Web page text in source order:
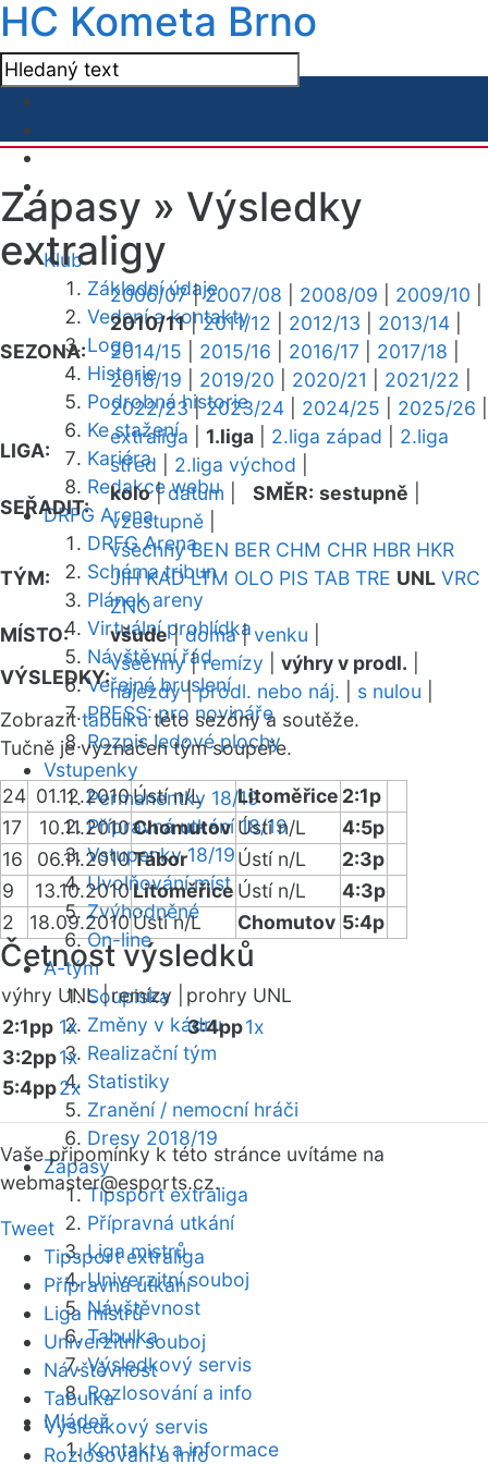
HC Kometa Brno
Klub
Základní údaje
Vedení a kontakty
Logo
Historie
Podrobná historie
Ke stažení
Kariéra
Redakce webu
DRFG Arena
DRFG Arena
Schéma tribun
Plánek areny
Virtuální prohlídka
Návštěvní řád
Veřejné bruslení
PRESS: pro novináře
Rozpis ledové plochy
Vstupenky
Permanentky 18/19
Přípravná utkání 18/19
Vstupenky 18/19
Uvolňování míst
Zvýhodněné
On-line
A-tým
Soupiska
Změny v kádru
Realizační tým
Statistiky
Zranění / nemocní hráči
Dresy 2018/19
Zápasy
Tipsport extraliga
Přípravná utkání
Liga mistrů
Univerzitní souboj
Návštěvnost
Tabulka
Výsledkový servis
Rozlosování a info
Mládež
Kontakty a informace
Zápasy » Výsledky
extraligy
SEZONA:
2006/07|2007/08 2008/09 2009/10
2010/11|2011/12 2012/13 2013/14
2014/15
2015/16 2016/17 2017/18
2018/19
2019/20 2020/21 2021/22
2022/23|2023/24 2024/25 2025/26
LIGA:
extraliga 1.liga 2.liga západ
2.liga
střed
2.liga východ
SEŘADIT:
kolo|datum SMĚR: sestupně
vzestupně
TÝM:
všechny BEN BER CHM CHR HBR HKR
JIH KAD LTM OLO PIS TAB TRE UNL VRC
ZNO
MÍSTO:
všude|doma|venku
VÝSLEDKY:
všechny|remízy výhry v prodl.
nájezdy|prodl. nebo náj. s nulou
Zobrazittabulkutéto sezóny a soutěže.
Tučně je vyznačen tým soupeře.
24 01.12.2010Ústí n/L Litoměřice 2:1p
17
10.11.2010Chomutov Ústí n/L
4:5p
16
06.11.2010Tábor Ústí n/L
2:3p
9
13.10.2010 Litoměřice Ústí n/L
4:3p
2
18.09.2010Ústí n/L Chomutov 5:4p
Četnost výsledků
výhry UNL |remízy |
prohry UNL
2:1pp 1x
3:2pp1x
5:4pp2x
3:4pp1x
Vaše připomínky k této stránce uvítáme na
webmaster@esports.cz.
Tweet
Tipsport extraliga
Přípravná utkání
Liga mistrů
Univerzitní souboj
Návštěvnost
Tabulka
Výsledkový servis
Rozlosování a info